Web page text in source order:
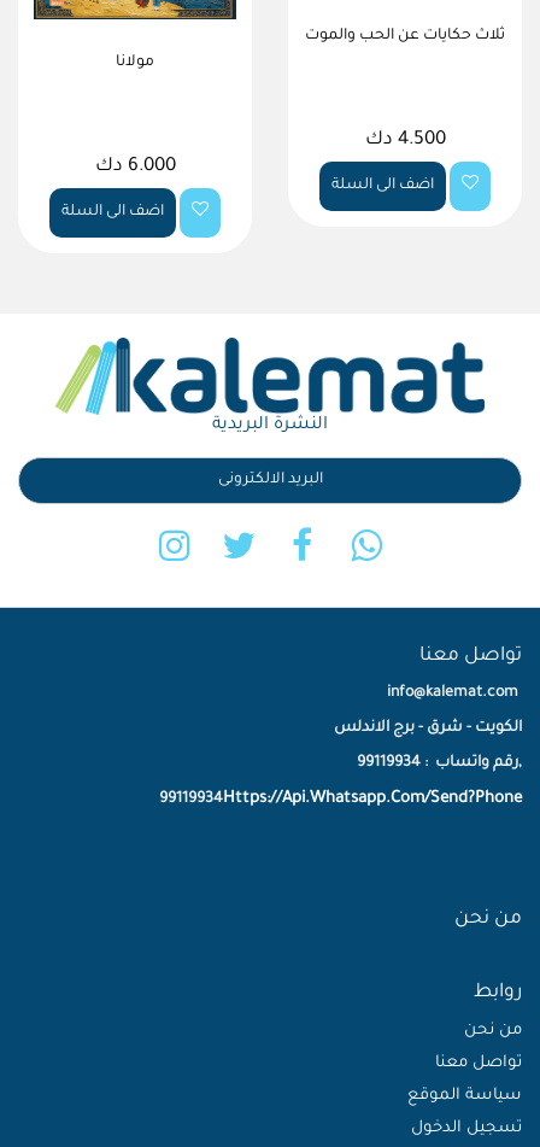
مولانا
6.000 دك
اضف الى السلة
ثلاث حكايات عن الحب والموت
4.500 دك
اضف الى السلة
النشرة البريدية
تواصل معنا
info@kalemat.com
الكويت - شرق - برج الاندلس
,رقم واتساب : 99119934
Https://Api.Whatsapp.Com/Send?Phone
99119934
من نحن
روابط
من نحن
تواصل معنا
سياسة الموقع
تسجيل الدخول